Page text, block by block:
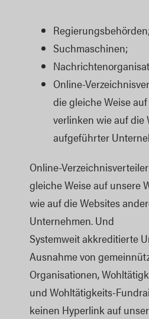
Regierungsbehörden;
Suchmaschinen;
Online-
die gleiche Weise
verlinken wie auf die
aufgeführter
Online-
gleiche Weise auf unsere
wie auf die Websites
Unternehmen. Und
Systemweit akkreditierte
Ausnahme von
Organisationen,
und Wohltätigkeits-
keinen Hyperlink auf